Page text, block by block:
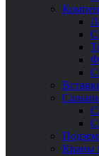
Краны